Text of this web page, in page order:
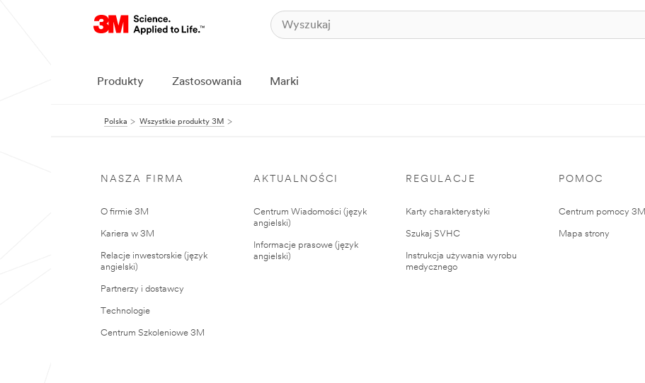
Produkty Zastosowania Marki
Polska Wszystkie produkty 3M
NASZA FIRMA
O firmie 3M
Kariera w 3M
Relacje inwestorskie (język
angielski)
Partnerzy i dostawcy
Technologie
Centrum Szkoleniowe 3M
AKTUALNOŚCI
Centrum Wiadomości (język
angielski)
Informacje prasowe (język
angielski)
REGULACJE
Karty charakterystyki
Szukaj SVHC
Instrukcja używania wyrobu
medycznego
POMOC
Centrum pomocy 3M
Mapa strony